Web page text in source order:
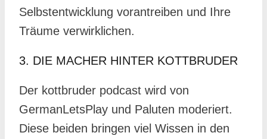
Selbstentwicklung vorantreiben und Ihre
Träume verwirklichen.
3. DIE MACHER HINTER KOTTBRUDER
Der kottbruder podcast wird von
GermanLetsPlay und Paluten moderiert.
Diese beiden bringen viel Wissen in den